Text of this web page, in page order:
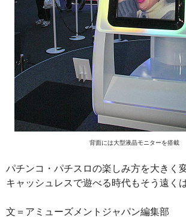
背面には大型液晶モニターを搭載
パチンコ・パチスロの楽しみ方を大きく
キャッシュレスで遊べる時代もそう遠く
文＝アミューズメントジャパン編集部